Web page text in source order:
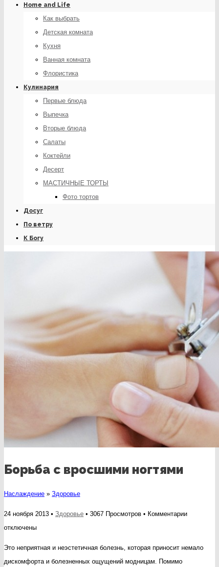
Home and Life
Как выбрать
Детская комната
Кухня
Ванная комната
Флористика
Кулинария
Первые блюда
Выпечка
Вторые блюда
Салаты
Коктейли
Десерт
МАСТИЧНЫЕ ТОРТЫ
Фото тортов
Досуг
По ветру
К Богу
Борьба с вросшими ногтями
Наслаждение » Здоровье
24 ноября 2013 • Здоровье • 3067 Просмотров • Комментариик
отключены
Это неприятная и неэстетичная болезнь, которая приносит немало
дискомфорта и болезненных ощущений модницам. Помимо